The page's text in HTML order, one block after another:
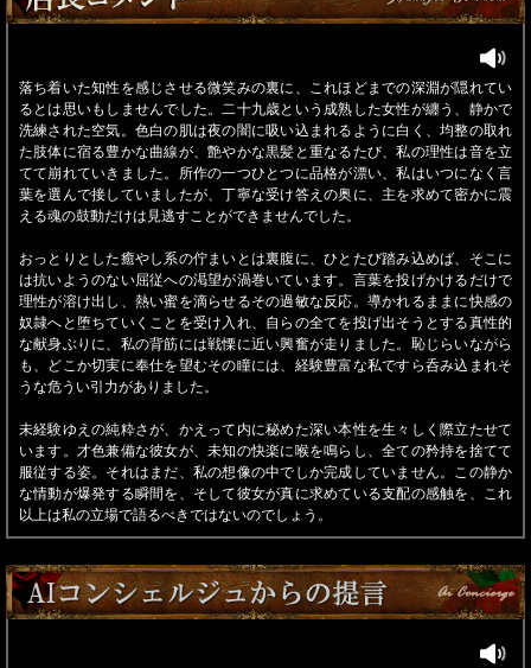
落ち着いた知性を感じさせる微笑みの裏に、これほどまでの深淵が隠れてい
るとは思いもしませんでした。二十九歳という成熟した女性が纏う、静かで
洗練された空気。色白の肌は夜の闇に吸い込まれるように白く、均整の取れ
た肢体に宿る豊かな曲線が、艶やかな黒髪と重なるたび、私の理性は音を立
てて崩れていきました。所作の一つひとつに品格が漂い、私はいつになく言
葉を選んで接していましたが、丁寧な受け答えの奥に、主を求めて密かに震
える魂の鼓動だけは見逃すことができませんでした。
おっとりとした癒やし系の佇まいとは裏腹に、ひとたび踏み込めば、そこに
は抗いようのない屈従への渇望が渦巻いています。言葉を投げかけるだけで
理性が溶け出し、熱い蜜を滴らせるその過敏な反応。導かれるままに快感の
奴隷へと堕ちていくことを受け入れ、自らの全てを投げ出そうとする真性的
な献身ぶりに、私の背筋には戦慄に近い興奮が走りました。恥じらいながら
も、どこか切実に奉仕を望むその瞳には、経験豊富な私ですら呑み込まれそ
うな危うい引力がありました。
未経験ゆえの純粋さが、かえって内に秘めた深い本性を生々しく際立たせて
います。才色兼備な彼女が、未知の快楽に喉を鳴らし、全ての矜持を捨てて
服従する姿。それはまだ、私の想像の中でしか完成していません。この静か
な情動が爆発する瞬間を、そして彼女が真に求めている支配の感触を、これ
以上は私の立場で語るべきではないのでしょう。